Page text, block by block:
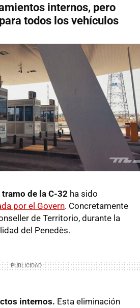
internos, pero
todos los vehículos
de la C-32 ha sido
por el Govern. Concretamente
de Territorio, durante la
del Penedès.
internos. Esta eliminación